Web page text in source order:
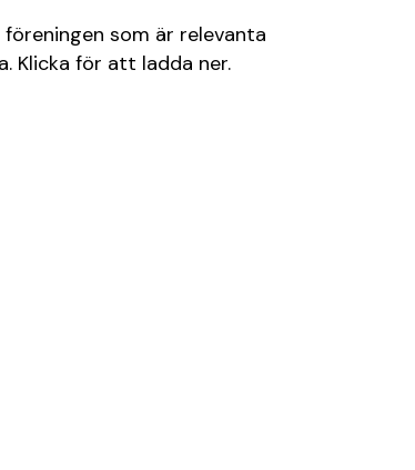
som är relevanta
Klicka för att ladda ner.